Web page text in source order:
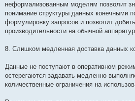
неформализованным моделям позволит
понимание структуры данных конечными
формулировку запросов и позволит
производительности на обычной
8. Слишком медленная доставка данных
Данные не поступают в оперативном
остерегаются задавать медленно
количественные ограничения на